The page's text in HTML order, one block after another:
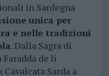
in Sardegna
unica per
e nelle tradizioni
. Dalla Sagra di
Faradda de li
Sarda a